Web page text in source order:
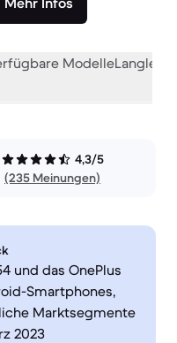
Modelle
4,3/5
(235 Meinungen)
und das OnePlus
Smartphones,
Marktsegmente
2023